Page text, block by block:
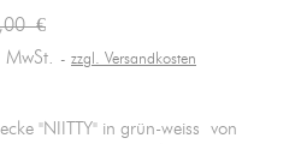
€
zzgl. Versandkosten
"NIITTY" in grün-weiss von